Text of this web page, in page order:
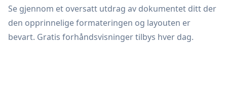
Se gjennom et oversatt utdrag av dokumentet ditt der
den opprinnelige formateringen og layouten er
bevart. Gratis forhåndsvisninger tilbys hver dag.